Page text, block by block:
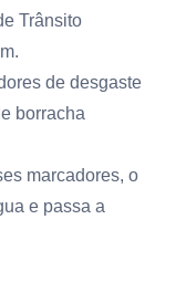
Trânsito
de desgaste
borracha
marcadores, o
e passa a